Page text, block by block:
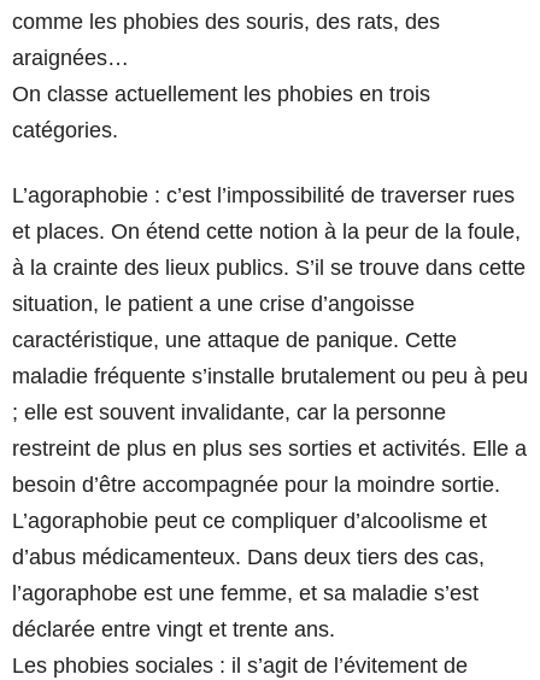
comme les phobies des souris, des rats, des
araignées…
On classe actuellement les phobies en trois
catégories.
L’agoraphobie : c’est l’impossibilité de traverser rues
et places. On étend cette notion à la peur de la foule,
à la crainte des lieux publics. S’il se trouve dans cette
situation, le patient a une crise d’angoisse
caractéristique, une attaque de panique. Cette
maladie fréquente s’installe brutalement ou peu à peu
; elle est souvent invalidante, car la personne
restreint de plus en plus ses sorties et activités. Elle a
besoin d’être accompagnée pour la moindre sortie.
L’agoraphobie peut ce compliquer d’alcoolisme et
d’abus médicamenteux. Dans deux tiers des cas,
l’agoraphobe est une femme, et sa maladie s’est
déclarée entre vingt et trente ans.
Les phobies sociales : il s’agit de l’évitement de